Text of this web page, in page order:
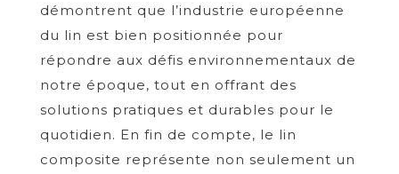
démontrent que l’industrie européenne
du lin est bien positionnée pour
répondre aux défis environnementaux de
notre époque, tout en offrant des
solutions pratiques et durables pour le
quotidien. En fin de compte, le lin
composite représente non seulement un